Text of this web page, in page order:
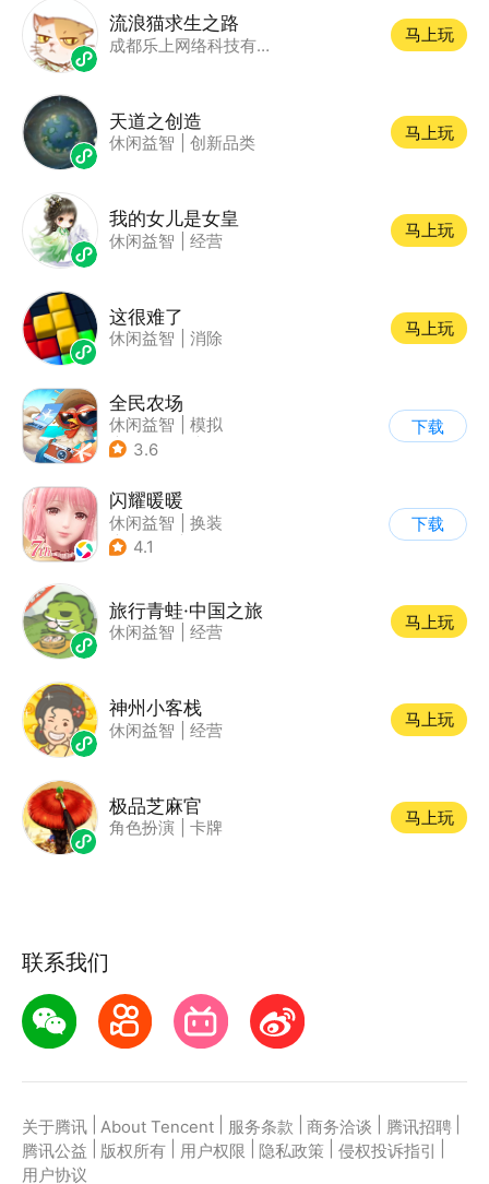
流浪猫求生之路
成都乐上网络科技有限公司
马上玩
天道之创造
休闲益智 创新品类
马上玩
我的女儿是女皇
休闲益智 经营
马上玩
这很难了
休闲益智 消除
马上玩
全民农场
休闲益智
模拟
| 田园生活
3.6
下载
闪耀暖暖
休闲益智
换装
| 美少女
4.1
下载
旅行青蛙·中国之旅
休闲益智 经营
马上玩
神州小客栈
休闲益智 经营
马上玩
极品芝麻官
角色扮演 卡牌
马上玩
联系我们
关于腾讯 About Tencent 服务条款 商务洽谈 腾讯招聘
腾讯公益
版权所有 用户权限 隐私政策 侵权投诉指引
用户协议